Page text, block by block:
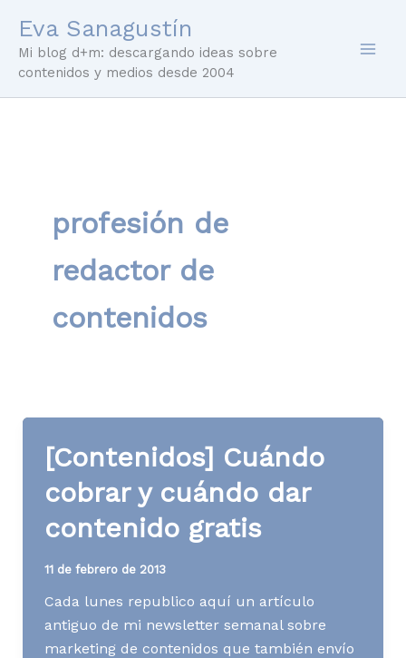
contenido
Eva Sanagustín
Mi blog d+m: descargando ideas sobre
contenidos y medios desde 2004
profesión de
redactor de
contenidos
[Contenidos] Cuándo
cobrar y cuándo dar
contenido gratis
11 de febrero de 2013
Cada lunes republico aquí un artículo
antiguo de mi newsletter semanal sobre
marketing de contenidos que también envío